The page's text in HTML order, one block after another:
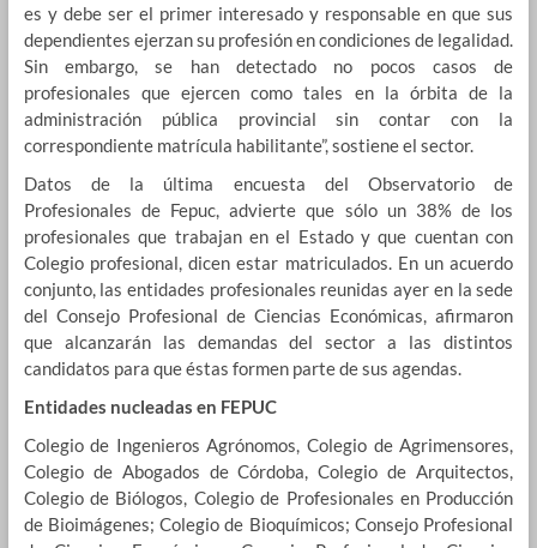
es y debe ser el primer interesado y responsable en que sus
dependientes ejerzan su profesión en condiciones de legalidad.
Sin embargo, se han detectado no pocos casos de
profesionales que ejercen como tales en la órbita de la
administración pública provincial sin contar con la
correspondiente matrícula habilitante”, sostiene el sector.
Datos de la última encuesta del Observatorio de
Profesionales de Fepuc, advierte que sólo un 38% de los
profesionales que trabajan en el Estado y que cuentan con
Colegio profesional, dicen estar matriculados. En un acuerdo
conjunto, las entidades profesionales reunidas ayer en la sede
del Consejo Profesional de Ciencias Económicas, afirmaron
que alcanzarán las demandas del sector a las distintos
candidatos para que éstas formen parte de sus agendas.
Entidades nucleadas en FEPUC
Colegio de Ingenieros Agrónomos, Colegio de Agrimensores,
Colegio de Abogados de Córdoba, Colegio de Arquitectos,
Colegio de Biólogos, Colegio de Profesionales en Producción
de Bioimágenes; Colegio de Bioquímicos; Consejo Profesional